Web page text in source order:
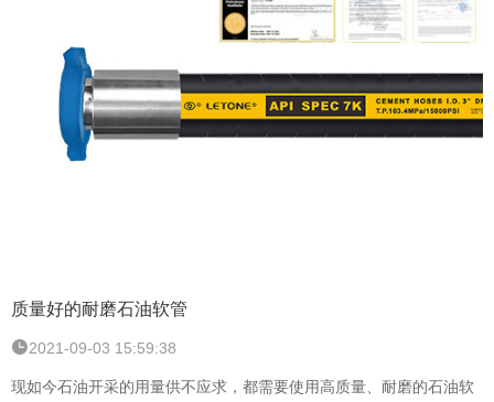
质量好的耐磨石油软管
2021-09-03 15:59:38
现如今石油开采的用量供不应求，都需要使用高质量、耐磨的石油软